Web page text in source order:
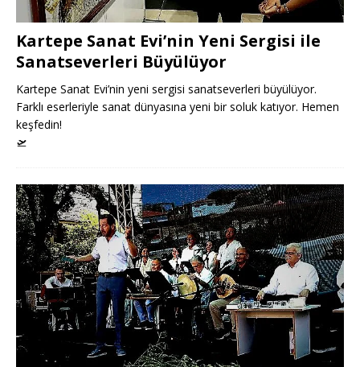
Kartepe Sanat Evi’nin Yeni Sergisi ile
Sanatseverleri Büyülüyor
Kartepe Sanat Evi’nin yeni sergisi sanatseverleri büyülüyor.
Farklı eserleriyle sanat dünyasına yeni bir soluk katıyor. Hemen
keşfedin!
🛫